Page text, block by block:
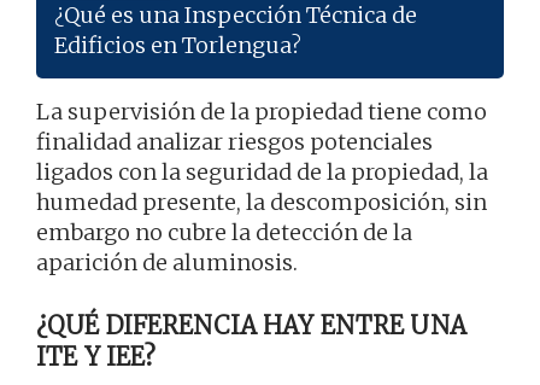
¿Qué es una Inspección Técnica de
Edificios en Torlengua?
La supervisión de la propiedad tiene como
finalidad analizar riesgos potenciales
ligados con la seguridad de la propiedad, la
humedad presente, la descomposición, sin
embargo no cubre la detección de la
aparición de aluminosis.
¿QUÉ DIFERENCIA HAY ENTRE UNA
ITE Y IEE?